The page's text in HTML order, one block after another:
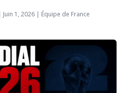
Juin 1, 2026| Équipe de France